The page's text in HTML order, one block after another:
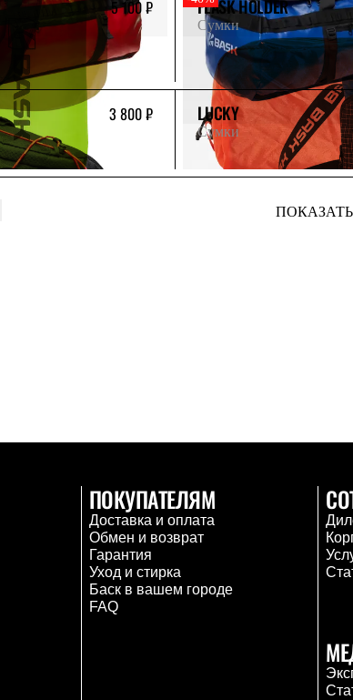
5 100 ₽ FLASK HOLDER
Сумки
3 800 ₽ LUCKY
Сумки
ПОКУПАТЕЛЯМ
Доставка и оплата
Обмен и возврат
Гарантия
Уход и стирка
Баск в вашем городе
FAQ